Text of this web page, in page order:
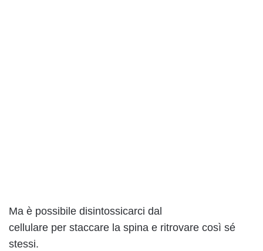
Ma è possibile disintossicarci dal
cellulare per staccare la spina e ritrovare così sé
stessi.